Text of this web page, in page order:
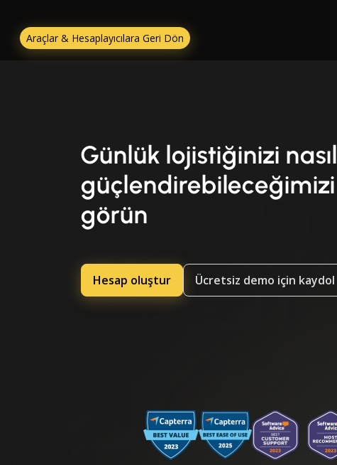
Araçlar & Hesaplayıcılara Geri Dön
Günlük lojistiğinizi nasıl
güçlendirebileceğimizi
görün
Hesap oluştur Ücretsiz demo için kaydol